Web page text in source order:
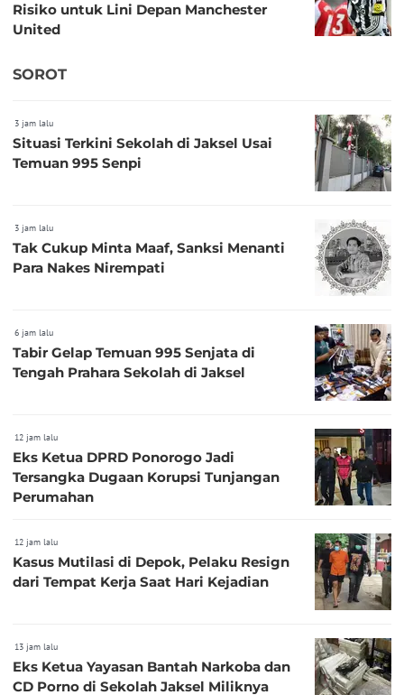
Risiko untuk Lini Depan Manchester
United
SOROT
3 jam lalu
Situasi Terkini Sekolah di Jaksel Usai
Temuan 995 Senpi
3 jam lalu
Tak Cukup Minta Maaf, Sanksi Menanti
Para Nakes Nirempati
6 jam lalu
Tabir Gelap Temuan 995 Senjata di
Tengah Prahara Sekolah di Jaksel
12 jam lalu
Eks Ketua DPRD Ponorogo Jadi
Tersangka Dugaan Korupsi Tunjangan
Perumahan
12 jam lalu
Kasus Mutilasi di Depok, Pelaku Resign
dari Tempat Kerja Saat Hari Kejadian
13 jam lalu
Eks Ketua Yayasan Bantah Narkoba dan
CD Porno di Sekolah Jaksel Miliknya